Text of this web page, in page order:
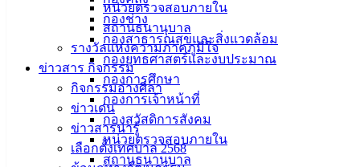
หน่วยตรวจสอบภายใน
สถานธนานุบาล
รางวัลแห่งความภาคภูมิใจ
ข่าวสาร กิจกรรม
กิจกรรมอ่างศิลา
ข่าวเด่น
ข่าวสารน่ารู้
เลือกตั้งเทศบาล 2568
กองช่าง
กองสาธารณสุขและสิ่งแวดล้อม
กองยุทธศาสตร์และงบประมาณ
กองการศึกษา
กองการเจ้าหน้าที่
กองสวัสดิการสังคม
หน่วยตรวจสอบภายใน
สถานธนานุบาล
ดูแลของ “กองทุนสวัสดิการผู้ด้อยโอกาส ผู้พิการ ผู้ป่วยติดเตียง
และผู้ยากไร้ ในเขตเทศบาลเมืองอ่างศิลา” พร้อมทั้งได้ติดตาม
ปัญหาการดำรงชีวิต จึงได้รับทราบข้อมูลเพิ่มเติมว่า ผู้พิการและ
ป่วยติดเตียงที่อยู่ในความดูแลของกองทุนสวัสดิการฯ ในพื้นที่
ต.บ้านปึก อ.เมืองชลบุรี ซึ่งมีปัญหาเกี่ยวกับระบบทางเดินหายใจ
ต้องใช้เครื่องผลิตออกซิเจนสำหรับผู้ป่วยอย่างต่อเนื่อง กำลัง
ประสบปัญหาเครื่องผลิตออกซิเจนชำรุดไม่สามารถใช้งานได้